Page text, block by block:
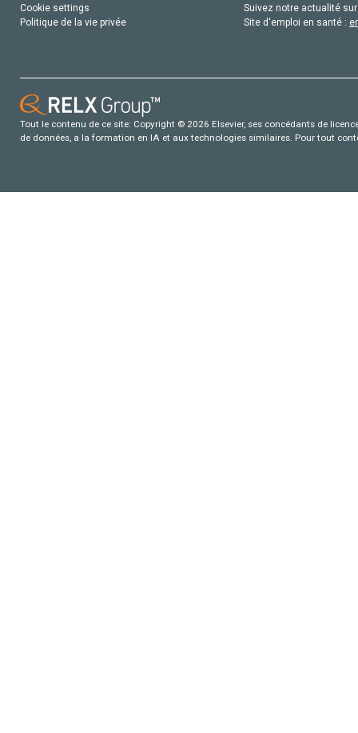
Cookie settings
Politique de la vie privée
Suivez notre actualité
Site d'emploi en santé :
Tout le contenu de ce site: Copyright © 2026 Elsevier, ses concédants de
de données, a la formation en IA et aux technologies similaires. Pour tout